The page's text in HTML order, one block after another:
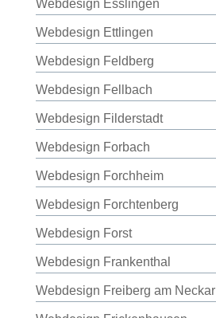
Webdesign Esslingen
Webdesign Ettlingen
Webdesign Feldberg
Webdesign Fellbach
Webdesign Filderstadt
Webdesign Forbach
Webdesign Forchheim
Webdesign Forchtenberg
Webdesign Forst
Webdesign Frankenthal
Webdesign Freiberg am Neckar